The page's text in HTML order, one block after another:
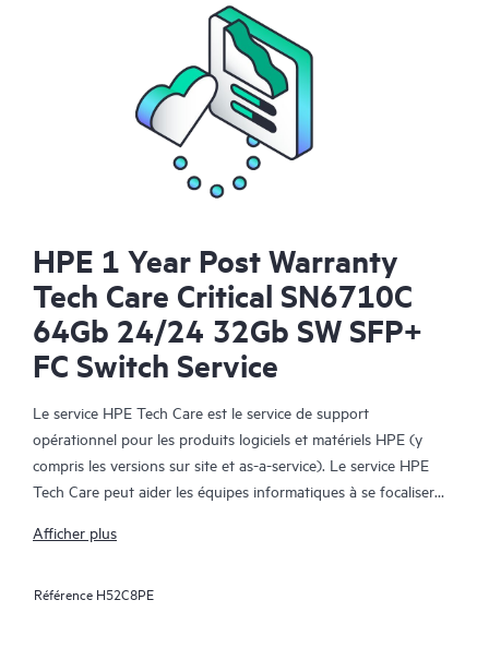
HPE 1 Year Post Warranty
Tech Care Critical SN6710C
64Gb 24/24 32Gb SW SFP+
FC Switch Service
Le service HPE Tech Care est le service de support
opérationnel pour les produits logiciels et matériels HPE (y
compris les versions sur site et as-a-service). Le service HPE
Tech Care peut aider les équipes informatiques à se focaliser
chercher proactivement de meilleures méthodes de travail,
Afficher plus
Référence H52C8PE